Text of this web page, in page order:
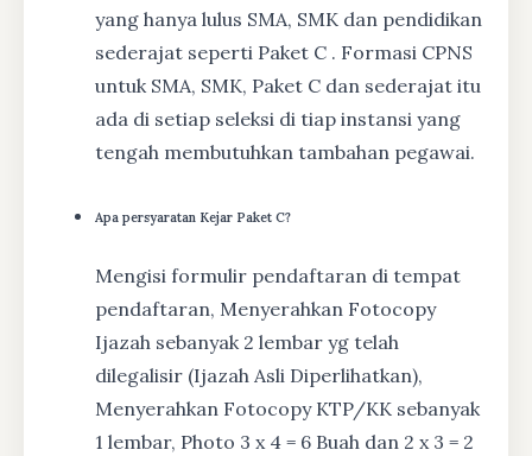
yang hanya lulus SMA, SMK dan pendidikan
sederajat seperti Paket C . Formasi CPNS
untuk SMA, SMK, Paket C dan sederajat itu
ada di setiap seleksi di tiap instansi yang
tengah membutuhkan tambahan pegawai.
Apa persyaratan Kejar Paket C?
Mengisi formulir pendaftaran di tempat
pendaftaran, Menyerahkan Fotocopy
Ijazah sebanyak 2 lembar yg telah
dilegalisir (Ijazah Asli Diperlihatkan),
Menyerahkan Fotocopy KTP/KK sebanyak
1 lembar, Photo 3 x 4 = 6 Buah dan 2 x 3 = 2